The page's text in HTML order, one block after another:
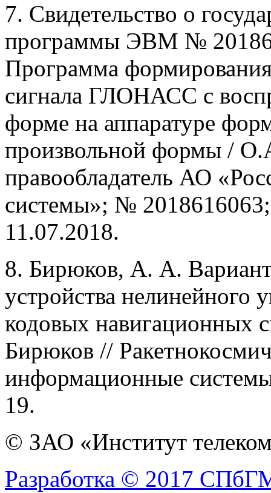
7. Свидетельство о
программы ЭВМ №
Программа
сигнала ГЛОНАСС с
форме на аппаратуре
произвольной формы /
правообладатель АО
системы»; №
11.07.2018.
8. Бирюков, А. А. Вариант
устройства нелинейного
кодовых
Бирюков //
информационные
19.
© ЗАО «Институт
Разработка © 2017